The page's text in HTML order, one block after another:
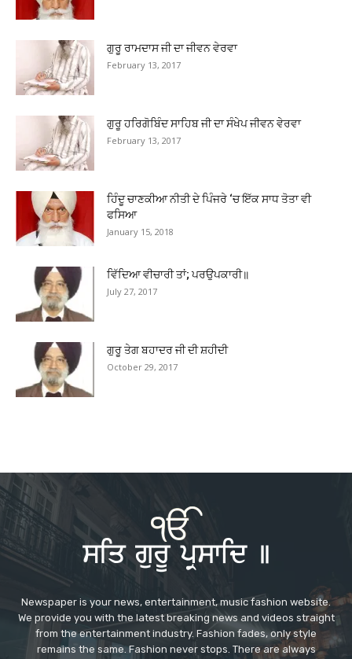
ਗੁਰੂ ਰਾਮਦਾਸ ਜੀ ਦਾ ਜੀਵਨ ਵੇਰਵਾ
February 13, 2017
ਗੁਰੂ ਹਰਿਗੋਬਿੰਦ ਸਾਹਿਬ ਜੀ ਦਾ ਸੰਖੇਪ ਜੀਵਨ ਵੇਰਵਾ
February 13, 2017
ਹਿੰਦੂ ਚਾਣਕੀਆ ਨੀਤੀ ਦੇ ਪਿੰਜਰੇ ‘ਚ ਇੱਕ ਸਾਧ ਤੋਤਾ ਵੀ
ਫਸਿਆ
January 15, 2018
ਵਿੱਦਿਆ ਵੀਚਾਰੀ ਤਾਂ; ਪਰਉਪਕਾਰੀ॥
July 27, 2017
ਗੁਰੂ ਤੇਗ ਬਹਾਦਰ ਜੀ ਦੀ ਸ਼ਹੀਦੀ
October 29, 2017
Newspaper is your news, entertainment, music fashion website.
We provide you with the latest breaking news and videos straight
from the entertainment industry. Fashion fades, only style
remains the same. Fashion never stops. There are always